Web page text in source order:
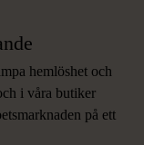
hemlöshet och
i våra butiker
på ett